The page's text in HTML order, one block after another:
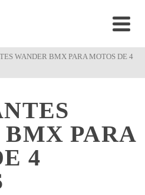
WANDER BMX PARA MOTOS DE 4
PARA
4